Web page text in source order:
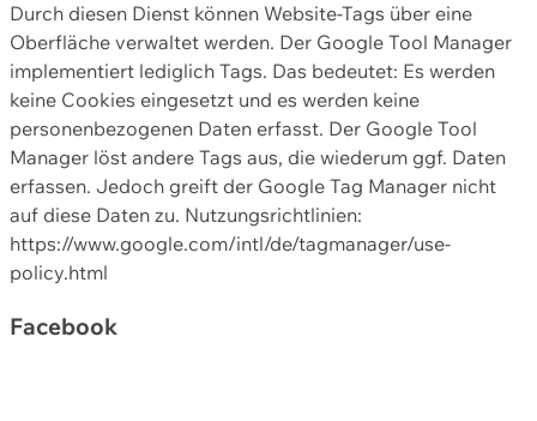
Durch diesen Dienst können Website-Tags über eine
Oberfläche verwaltet werden. Der Google Tool Manager
implementiert lediglich Tags. Das bedeutet: Es werden
keine Cookies eingesetzt und es werden keine
personenbezogenen Daten erfasst. Der Google Tool
Manager löst andere Tags aus, die wiederum ggf. Daten
erfassen. Jedoch greift der Google Tag Manager nicht
auf diese Daten zu. Nutzungsrichtlinien:
https://www.google.com/intl/de/tagmanager/use-
policy.html
Facebook